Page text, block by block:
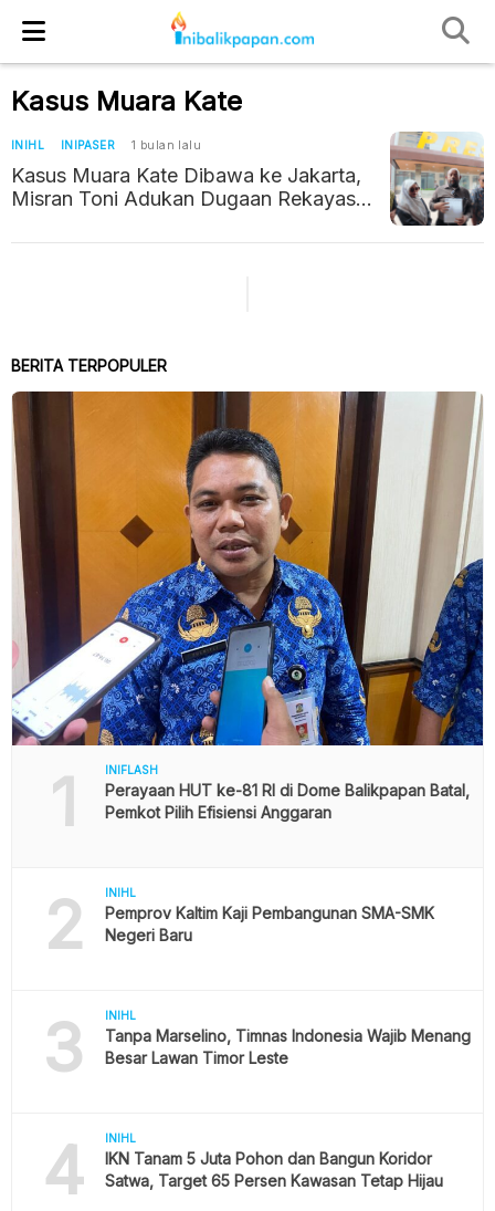
Kasus Muara Kate
INIHL INIPASER 1 bulan lalu
Kasus Muara Kate Dibawa ke Jakarta,
Misran Toni Adukan Dugaan Rekayasa
Mabes Polri
BERITA TERPOPULER
1 INIFLASH
Perayaan HUT ke-81 RI di Dome Balikpapan Batal,
Pemkot Pilih Efisiensi Anggaran
2 INIHL
Pemprov Kaltim Kaji Pembangunan SMA-SMK
Negeri Baru
3 INIHL
Tanpa Marselino, Timnas Indonesia Wajib Menang
Besar Lawan Timor Leste
4 INIHL
IKN Tanam 5 Juta Pohon dan Bangun Koridor
Satwa, Target 65 Persen Kawasan Tetap Hijau